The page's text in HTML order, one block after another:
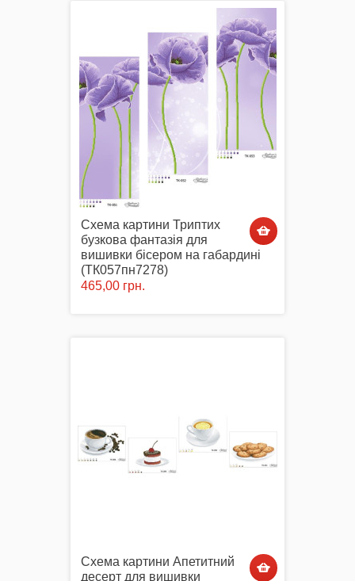
Схема картини Триптих
бузкова фантазія для
вишивки бісером на габардині
(ТК057пн7278)
465,00 грн.
Схема картини Апетитний
десерт для вишивки